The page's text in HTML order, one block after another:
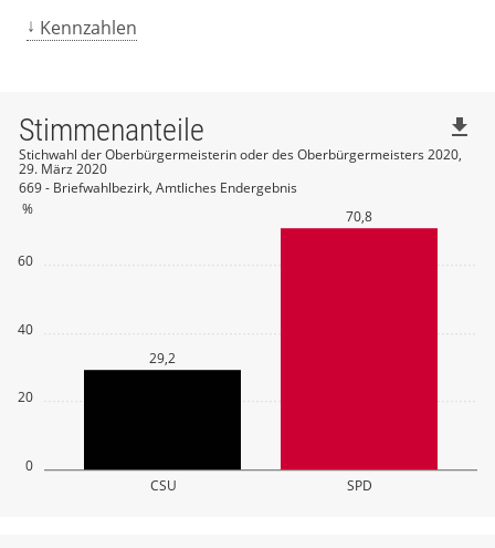
Kennzahlen
0
20
40
60
%
CSU SPD
29,2
70,8
Stimmenanteile
Stichwahl der Oberbürgermeisterin oder des Oberbürgermeisters 2020,
29. März 2020
669 - Briefwahlbezirk, Amtliches Endergebnis
file_download